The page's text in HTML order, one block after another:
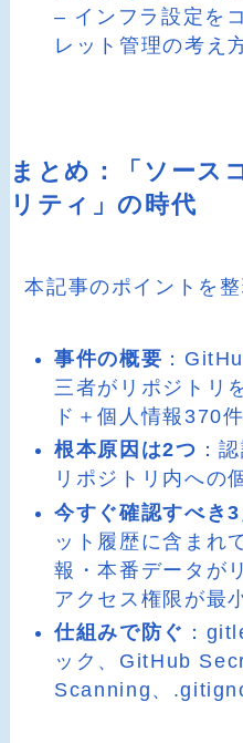
– インフラ設定を
レット管理の考え
まとめ：「ソース
リティ」の時代
本記事のポイントを整
事件の概要 ：
三者がリポジトリ
ド＋個人情報370
根本原因は2つ ：
リポジトリ内への
今すぐ確認すべき3
ット履歴に含まれ
報・本番データが
アクセス権限が最
仕組みで防ぐ ：
ック、GitHub
Scanning、